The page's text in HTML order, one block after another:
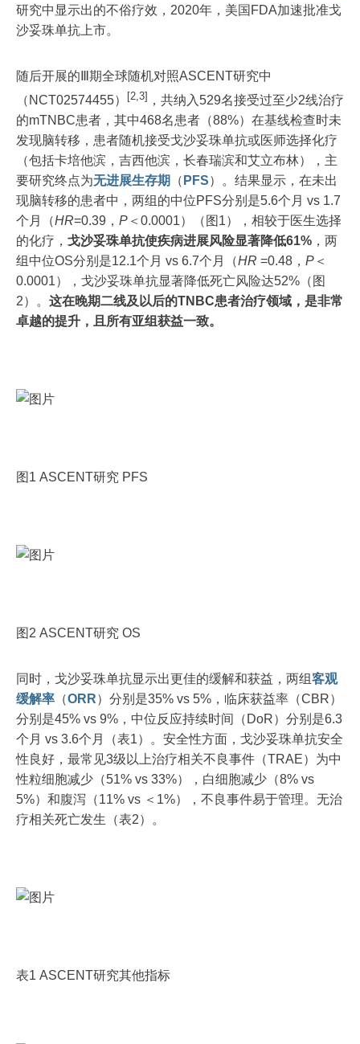
研究中显示出的不俗疗效，2020年，美国FDA加速批准戈
沙妥珠单抗上市。
随后开展的Ⅲ期全球随机对照ASCENT研究中
（NCT02574455）
[2,3] ，共纳入529名接受过至少2线治疗
的mTNBC患者，其中468名患者（88%）在基线检查时未
发现脑转移，患者随机接受戈沙妥珠单抗或医师选择化疗
（包括卡培他滨，吉西他滨，长春瑞滨和艾立布林），主
要研究终点为无进展生存期 （ PFS）。结果显示，在未出
现脑转移的患者中，两组的中位PFS分别是5.6个月 vs 1.7
个月（HR=0.39， P ＜0.0001）（图1），相较于医生选择
的化疗， 戈沙妥珠单抗使疾病进展风险显著降低61% ，两
组中位OS分别是12.1个月 vs 6.7个月（HR =0.48， P ＜
0.0001），戈沙妥珠单抗显著降低死亡风险达52%（图
2）。 这在晚期二线及以后的TNBC患者治疗领域，是非常
卓越的提升，且所有亚组获益一致。
图1 ASCENT研究 PFS
图2 ASCENT研究 OS
同时，戈沙妥珠单抗显示出更佳的缓解和获益，两组客观
缓解率 （ORR）分别是35% vs 5%，临床获益率（CBR）
分别是45% vs 9%，中位反应持续时间（DoR）分别是6.3
个月 vs 3.6个月（表1）。安全性方面，戈沙妥珠单抗安全
性良好，最常见3级以上治疗相关不良事件（TRAE）为中
性粒细胞减少（51% vs 33%），白细胞减少（8% vs
5%）和腹泻（11% vs ＜1%），不良事件易于管理。无治
疗相关死亡发生（表2）。
表1 ASCENT研究其他指标